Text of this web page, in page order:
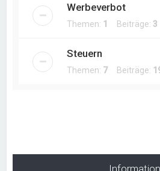
Werbeverbot
Themen: 1 Beiträge: 3
Steuern
Themen: 7Beiträge:
Information